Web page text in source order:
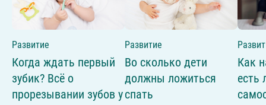
Развитие
Когда ждать первый
зубик? Всё о
прорезывании зубов у
Развитие
Во сколько дети
должны ложиться
спать
Как
есть